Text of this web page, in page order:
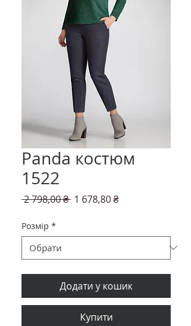
Panda костюм
1522
2 798,00 ₴ Звичайна
1 678,80 ₴За
Розмір *
Додати у кошик
Купити